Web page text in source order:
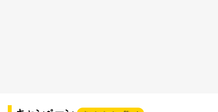
文字種類